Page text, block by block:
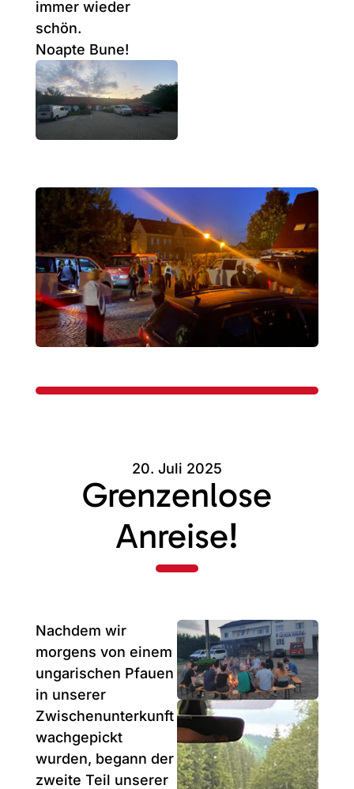
immer wieder
schön.
Noapte Bune!
20. Juli 2025
Grenzenlose
Anreise!
Nachdem wir
morgens von einem
ungarischen Pfauen
in unserer
Zwischenunterkunft
wachgepickt
wurden, begann der
zweite Teil unserer